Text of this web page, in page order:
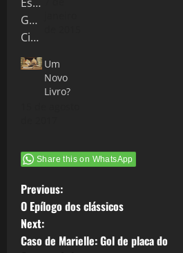
Um
Novo
Livro?
Share this on WhatsApp
P
o
Previous:
O Epílogo dos clássicos
Next:
Caso de Marielle: Gol de placa do